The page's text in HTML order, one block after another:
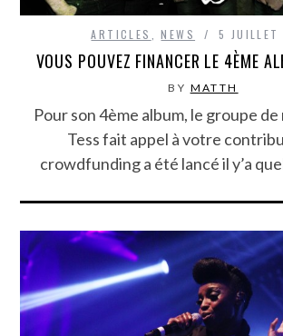
ARTICLES ,NEWS 5
VOUS POUVEZ FINANCER LE 4ÈME
BY MATTH
Pour son 4ème album, le groupe
Tess fait appel à votre
crowdfunding a été lancé il y’a